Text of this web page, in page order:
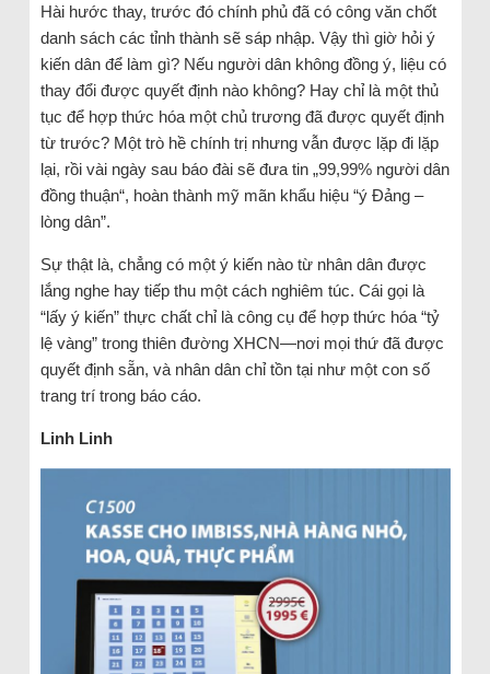
Hài hước thay, trước đó chính phủ đã có công văn chốt
danh sách các tỉnh thành sẽ sáp nhập. Vậy thì giờ hỏi ý
kiến dân để làm gì? Nếu người dân không đồng ý, liệu có
thay đổi được quyết định nào không? Hay chỉ là một thủ
tục để hợp thức hóa một chủ trương đã được quyết định
từ trước? Một trò hề chính trị nhưng vẫn được lặp đi lặp
lại, rồi vài ngày sau báo đài sẽ đưa tin „99,99% người dân
đồng thuận“, hoàn thành mỹ mãn khẩu hiệu “ý Đảng –
lòng dân”.
Sự thật là, chẳng có một ý kiến nào từ nhân dân được
lắng nghe hay tiếp thu một cách nghiêm túc. Cái gọi là
“lấy ý kiến” thực chất chỉ là công cụ để hợp thức hóa “tỷ
lệ vàng” trong thiên đường XHCN—nơi mọi thứ đã được
quyết định sẵn, và nhân dân chỉ tồn tại như một con số
trang trí trong báo cáo.
Linh Linh